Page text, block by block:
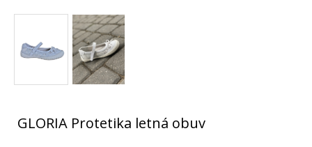
GLORIA Protetika letná obuv